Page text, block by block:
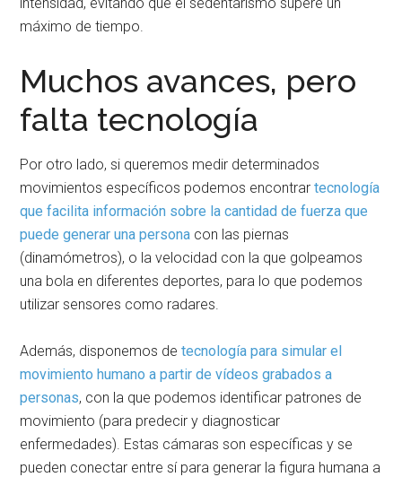
máximo de tiempo.
Muchos avances, pero
falta tecnología
Por otro lado, si queremos medir determinados
movimientos específicos podemos encontrartecnología
que facilita información sobre la cantidad de fuerza que
puede generar una persona con las piernas
(dinamómetros), o la velocidad con la que golpeamos
una bola en diferentes deportes, para lo que podemos
utilizar sensores como radares.
Además, disponemos detecnología para simular el
movimiento humano a partir de vídeos grabados a
personas, con la que podemos identificar patrones de
movimiento (para predecir y diagnosticar
enfermedades). Estas cámaras son específicas y se
pueden conectar entre sí para generar la figura humana a